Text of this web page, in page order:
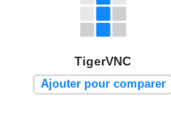
TigerVNC
Ajouter pour comparer